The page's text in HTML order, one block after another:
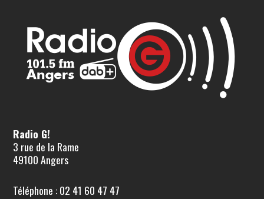
Radio G!
3 rue de la Rame
49100 Angers
Téléphone : 02 41 60 47 47